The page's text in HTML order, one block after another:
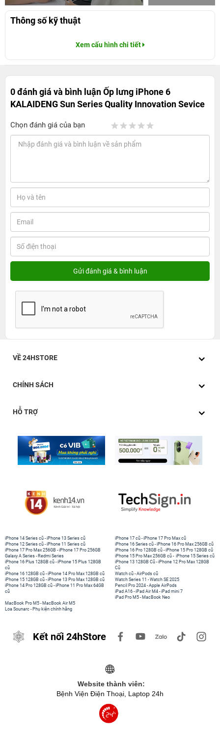
Thông số kỹ thuật
Xem cấu hình chi tiết
0 đánh giá và bình luậnỐp lưng iPhone 6
KALAIDENG Sun Series Quality Innovation Sevice
Chọn đánh giá của bạn
VỀ 24HSTORE
CHÍNH SÁCH
HỖ TRỢ
iPhone 14 Series cũ -iPhone 13 Series cũ
iPhone 12 Series cũ -iPhone 11 Series cũ
iPhone 17 Pro Max 256GB -iPhone 17 Pro 256GB
Galaxy A Series - Redmi Series
iPhone 17 cũ -iPhone 17 Pro Max cũ
iPhone 16 Series cũ - iPhone 16 Pro Max 256GB cũ
iPhone 16 Pro 128GB cũ -iPhone 15 Pro 128GB cũ
iPhone 15 Pro Max 256GB cũ - iPhone 15 Series cũ
iPhone 16 Plus 128GB cũ -iPhone 15 Plus 128GB
cũ
iPhone 16 128GB cũ -iPhone 14 Pro Max 128GB cũ
iPhone 15 128GB cũ -iPhone 13 Pro Max 128GB cũ
iPhone 14 Pro 128GB cũ -iPhone 11 Pro Max 64GB
cũ
iPhone 13 128GB Cũ -iPhone 12 Pro Max 128GB
Cũ
Watch cũ -AirPods cũ
Watch Series 11 -Watch SE 2025
Pencil Pro 2024 -Apple AirPods
iPad A16 -iPad Air M4 -iPad mini 7
iPad Pro M5 - MacBook Neo
MacBook Pro M5 - MacBook Air M5
Loa Sounarc - Phụ kiện chính hãng
Kết nối 24hStore
Website thành viên:
Bệnh Viện Điện Thoại, Laptop 24h